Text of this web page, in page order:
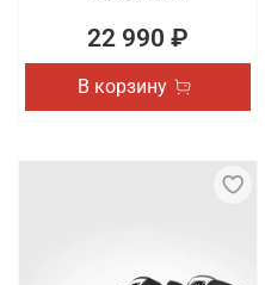
22 990 ₽
В корзину